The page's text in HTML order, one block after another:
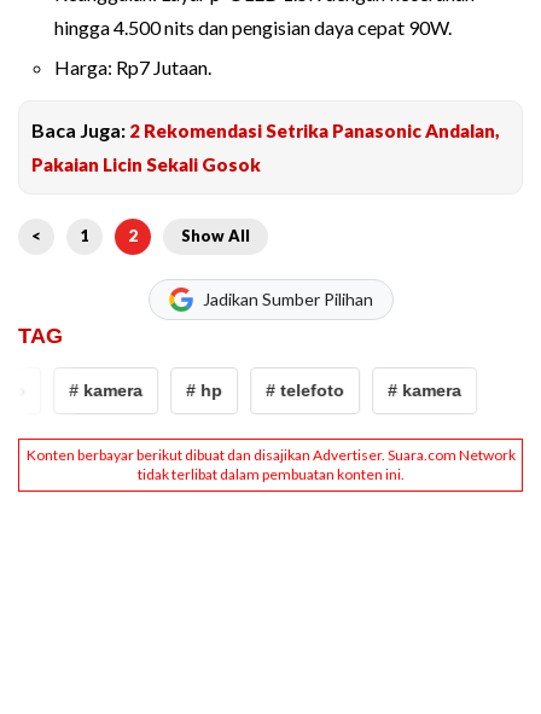
hingga 4.500 nits dan pengisian daya cepat 90W.
Harga: Rp7 Jutaan.
Baca Juga: 2 Rekomendasi Setrika Panasonic Andalan,
Pakaian Licin Sekali Gosok
< 1 2 Show All
Jadikan Sumber Pilihan
TAG
# kamera # hp # telefoto # kamera